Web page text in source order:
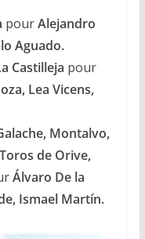
pourAlejandro
Aguado.
Castilleja pour
Lea Vicens,
Montalvo,
de Orive,
Álvaro De la
Ismael Martín.